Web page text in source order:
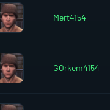
Mert4154
GOrkem4154